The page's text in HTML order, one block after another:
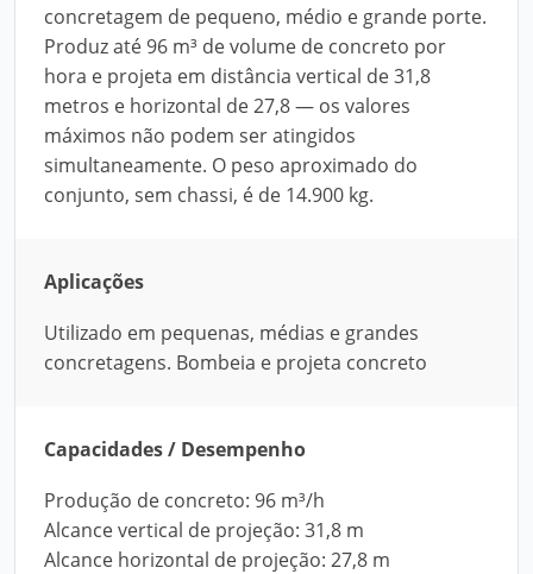
concretagem de pequeno, médio e grande porte.
Produz até 96 m³ de volume de concreto por
hora e projeta em distância vertical de 31,8
metros e horizontal de 27,8 — os valores
máximos não podem ser atingidos
simultaneamente. O peso aproximado do
conjunto, sem chassi, é de 14.900 kg.
Aplicações
Utilizado em pequenas, médias e grandes
concretagens. Bombeia e projeta concreto
Capacidades / Desempenho
Produção de concreto: 96 m³/h
Alcance vertical de projeção: 31,8 m
Alcance horizontal de projeção: 27,8 m